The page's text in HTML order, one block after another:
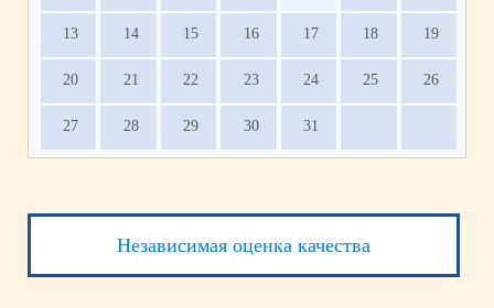
13 14 15 16 17 18 19
20 21 22 23 24 25 26
27 28 29 30 31
Независимая оценка качества